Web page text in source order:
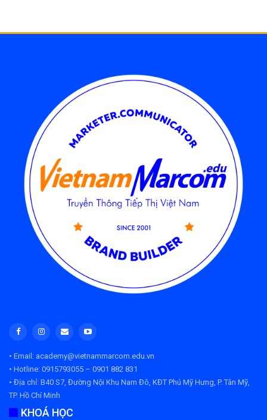
• Email: academy@vietnammarcom.edu.vn
• Hotline: 0915793055 – 0901 882 831
• Địa chỉ: B40 S7, Đường Nội Khu Nam Đô, KĐT Phú Mỹ Hưng, P. Tân Mỹ,
TP. Hồ Chí Minh
KHOÁ HỌC